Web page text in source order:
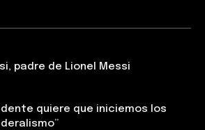
padre de Lionel Messi
quiere que iniciemos los